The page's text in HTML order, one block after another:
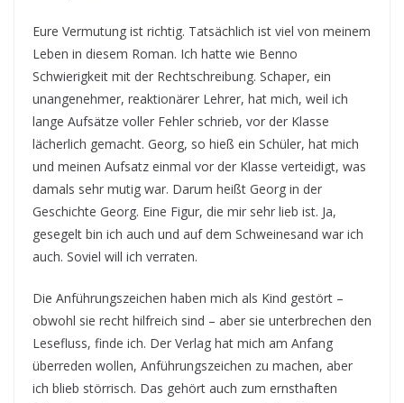
Eure Vermutung ist richtig. Tatsächlich ist viel von meinem
Leben in diesem Roman. Ich hatte wie Benno
Schwierigkeit mit der Rechtschreibung. Schaper, ein
unangenehmer, reaktionärer Lehrer, hat mich, weil ich
lange Aufsätze voller Fehler schrieb, vor der Klasse
lächerlich gemacht. Georg, so hieß ein Schüler, hat mich
und meinen Aufsatz einmal vor der Klasse verteidigt, was
damals sehr mutig war. Darum heißt Georg in der
Geschichte Georg. Eine Figur, die mir sehr lieb ist. Ja,
gesegelt bin ich auch und auf dem Schweinesand war ich
auch. Soviel will ich verraten.
Die Anführungszeichen haben mich als Kind gestört –
obwohl sie recht hilfreich sind – aber sie unterbrechen den
Lesefluss, finde ich. Der Verlag hat mich am Anfang
überreden wollen, Anführungszeichen zu machen, aber
ich blieb störrisch. Das gehört auch zum ernsthaften